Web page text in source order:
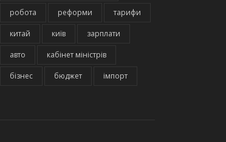
робота реформи тарифи
китай київ зарплати
авто кабінет міністрів
бізнес бюджет імпорт